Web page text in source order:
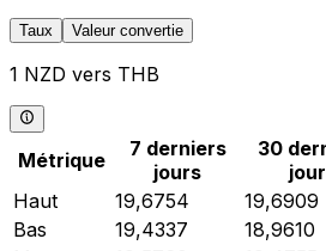
Taux Valeur convertie
1 NZD vers THB
Métrique
7 derniers
jours
30
Haut
19,6754 19,6909
Bas
19,4337 18,9610